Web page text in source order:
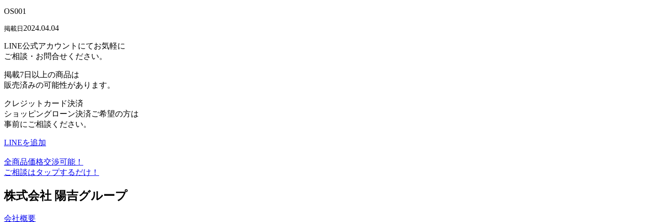
OS001
掲載日 2024.04.04
LINE公式アカウントにてお気軽に
ご相談・お問合せください。
掲載7日以上の商品は
販売済みの可能性があります。
クレジットカード決済
ショッピングローン決済ご希望の方は
事前にご相談ください。
LINEを追加
全商品価格交渉可能！
ご相談はタップするだけ！
株式会社 陽吉グループ
会社概要